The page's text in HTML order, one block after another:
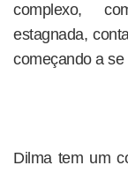
complexo,
estagnada,
começando a se
Dilma tem um